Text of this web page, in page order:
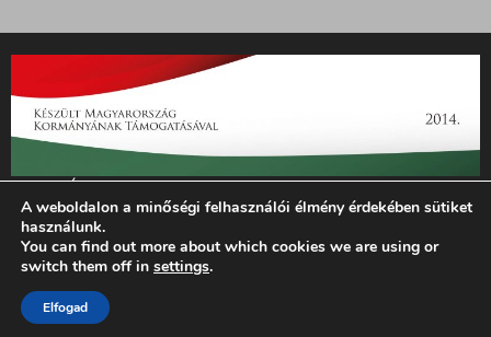
„Az Új Ember katolikus hetilap 2014. évi működésének
támogatását az EGYH-KCP-14-P-0121 sz. támogatási
szerződés keretében 3 000 000 Ft összegben támogatta az
Emberi Erőforrások Minisztériuma.”
© 2026 Magyar Kurír - Új Ember
A weboldalon a minőségi felhasználói élmény érdekében sütiket
használunk.
You can find out more about which cookies we are using or
switch them off in settings.
Elfogad